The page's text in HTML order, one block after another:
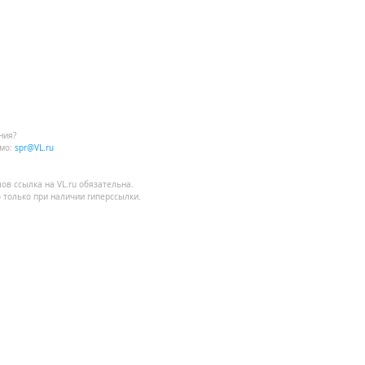
spr@VL.ru
ссылка на VL.ru обязательна.
при наличии гиперссылки.